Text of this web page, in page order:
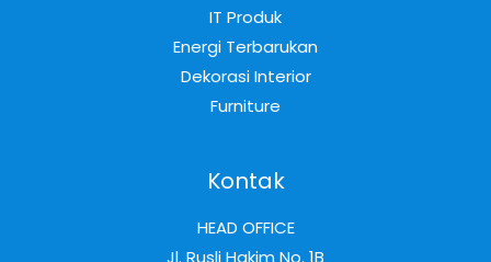
IT Produk
Energi Terbarukan
Dekorasi Interior
Furniture
Kontak
HEAD OFFICE
Jl. Rusli Hakim No. 1B